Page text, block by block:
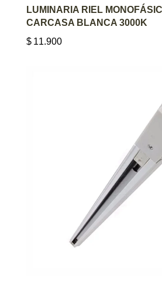
AGREGAR AL
LUMINARIA RIEL
CARCASA BLANCA 3000K
$ 11.900